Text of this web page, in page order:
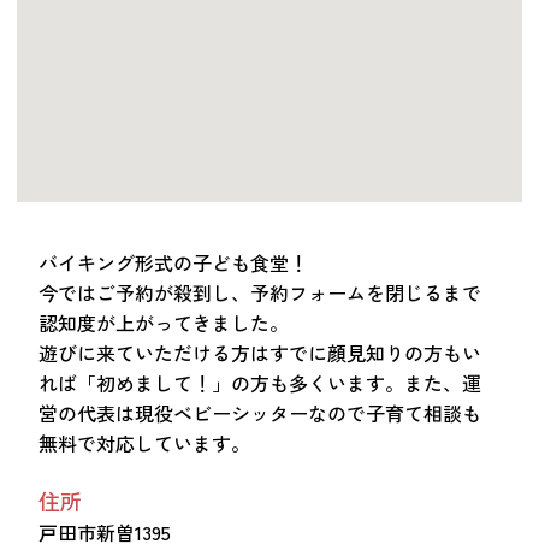
新着情報 音声読み上げ
会員登録
お問い合わせ
資料・動画
バイキング形式の子ども食堂！
今ではご予約が殺到し、予約フォームを閉じるまで
認知度が上がってきました。
遊びに来ていただける方はすでに顔見知りの方もい
れば「初めまして！」の方も多くいます。また、運
営の代表は現役ベビーシッターなので子育て相談も
無料で対応しています。
住所
戸田市新曽1395